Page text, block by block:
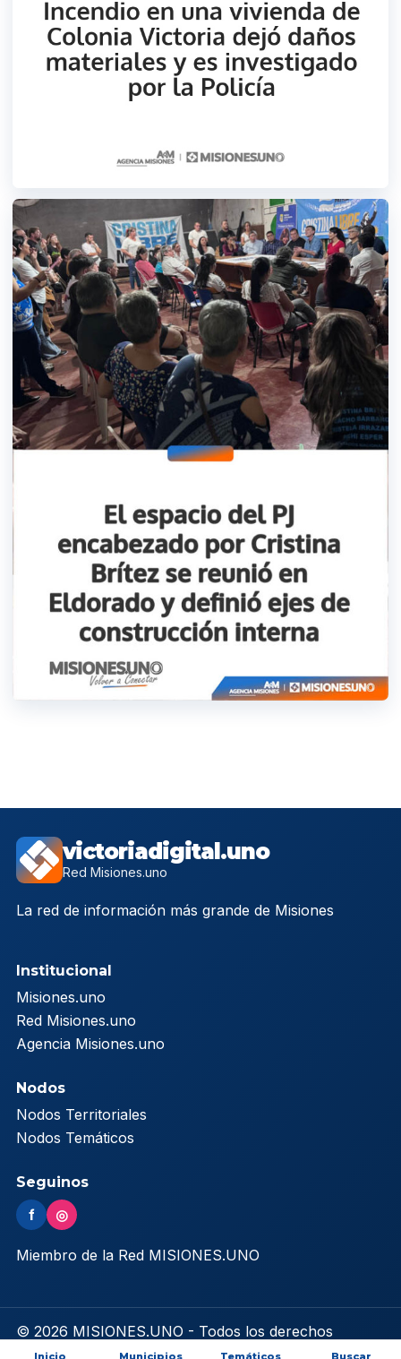
victoriadigital.uno
Red Misiones.uno
La red de información más grande de Misiones
Institucional
Misiones.uno
Red Misiones.uno
Agencia Misiones.uno
Nodos
Nodos Territoriales
Nodos Temáticos
Seguinos
f ◎
Miembro de la Red MISIONES.UNO
© 2026 MISIONES.UNO - Todos los derechos
reservados
Inicio Municipios Temáticos Buscar